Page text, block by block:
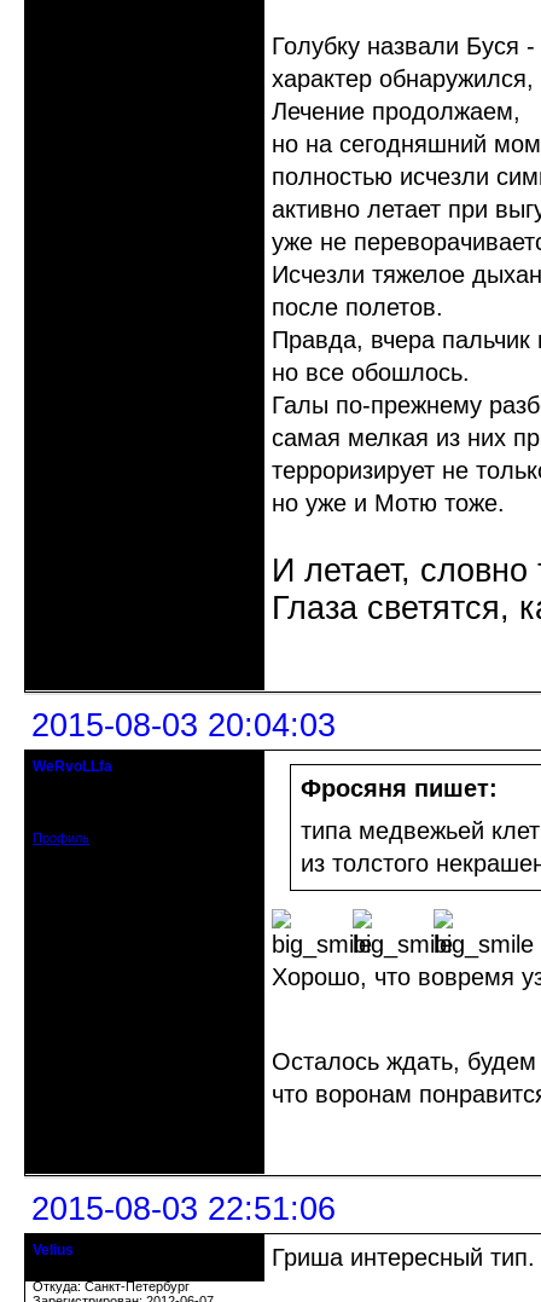
Голубку назвали Буся
характер
Лечение продолжаем,
но на сегодняшний
полностью исчезли
активно летает при
уже не
Исчезли тяжелое
после полетов.
Правда, вчера пальчик
но все обошлось.
Галы по-прежнему
самая мелкая из них
терроризирует не
но уже и Мотю тоже.
И летает, словно
Глаза светятся,
2015-08-03 20:04:03
WeRvoLLfa
Профиль
Фросяня пишет:
типа медвежьей
из толстого
Хорошо, что вовремя
Осталось ждать,
что воронам
2015-08-03 22:51:06
Velius
Откуда: Санкт-Петербург
Гриша интересный тип.